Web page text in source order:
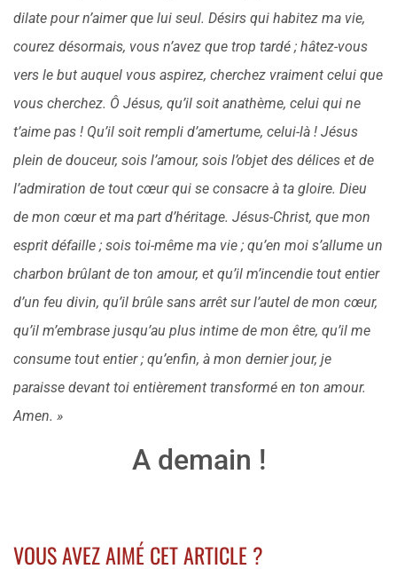
dilate pour n’aimer que lui seul. Désirs qui habitez ma vie,
courez désormais, vous n’avez que trop tardé ; hâtez-vous
vers le but auquel vous aspirez, cherchez vraiment celui que
vous cherchez. Ô Jésus, qu’il soit anathème, celui qui ne
t’aime pas ! Qu’il soit rempli d’amertume, celui-là ! Jésus
plein de douceur, sois l’amour, sois l’objet des délices et de
l’admiration de tout cœur qui se consacre à ta gloire. Dieu
de mon cœur et ma part d’héritage. Jésus-Christ, que mon
esprit défaille ; sois toi-même ma vie ; qu’en moi s’allume un
charbon brûlant de ton amour, et qu’il m’incendie tout entier
d’un feu divin, qu’il brûle sans arrêt sur l’autel de mon cœur,
qu’il m’embrase jusqu’au plus intime de mon être, qu’il me
consume tout entier ; qu’enfin, à mon dernier jour, je
paraisse devant toi entièrement transformé en ton amour.
Amen. »
A demain !
VOUS AVEZ AIMÉ CET ARTICLE ?